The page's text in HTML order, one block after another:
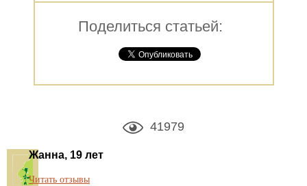
Поделиться статьей:
41979
Жанна, 19 лет
Читать отзывы